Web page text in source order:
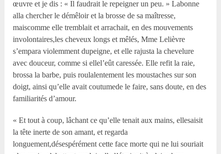
œuvre et je dis : « Il faudrait le repeigner un peu. » Labonne
alla chercher le démêloir et la brosse de sa maîtresse,
maiscomme elle tremblait et arrachait, en des mouvements
involontaires,les cheveux longs et mêlés, Mme Lelièvre
s’empara violemment dupeigne, et elle rajusta la chevelure
avec douceur, comme si ellel’eût caressée. Elle refit la raie,
brossa la barbe, puis roulalentement les moustaches sur son
doigt, ainsi qu’elle avait coutumede le faire, sans doute, en des
familiarités d’amour.
« Et tout à coup, lâchant ce qu’elle tenait aux mains, ellesaisit
la tête inerte de son amant, et regarda
longuement,désespérément cette face morte qui ne lui souriait